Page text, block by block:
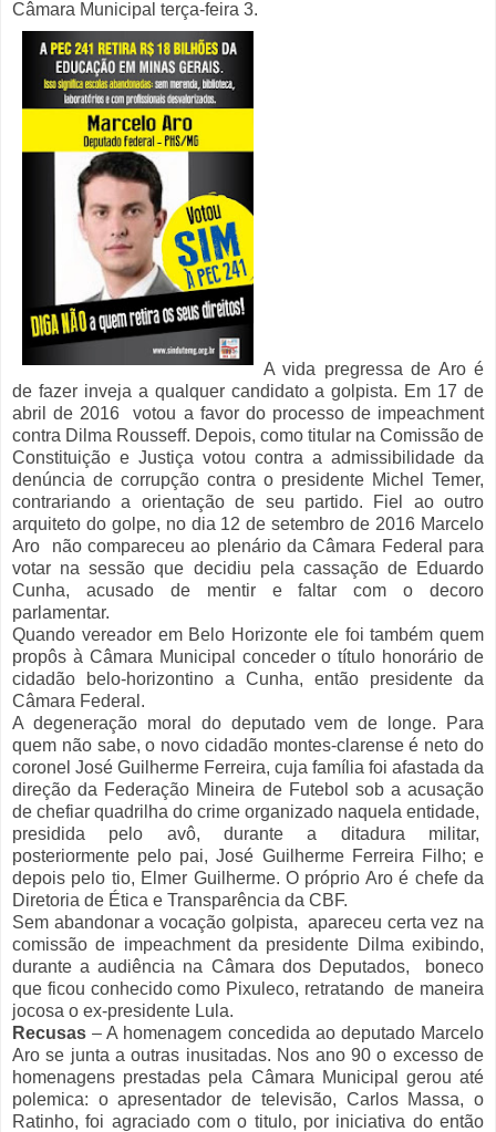
Câmara Municipal terça-feira 3.
A vida pregressa de Aro é
de fazer inveja a qualquer candidato a golpista. Em 17 de
abril de 2016 votou a favor do processo de impeachment
contra Dilma Rousseff. Depois, como titular na Comissão de
Constituição e Justiça votou contra a admissibilidade da
denúncia de corrupção contra o presidente Michel Temer,
contrariando a orientação de seu partido. Fiel ao outro
arquiteto do golpe, no dia 12 de setembro de 2016 Marcelo
Aro não compareceu ao plenário da Câmara Federal para
votar na sessão que decidiu pela cassação de Eduardo
Cunha, acusado de mentir e faltar com o decoro
parlamentar.
Quando vereador em Belo Horizonte ele foi também quem
propôs à Câmara Municipal conceder o título honorário de
cidadão belo-horizontino a Cunha, então presidente da
Câmara Federal.
A degeneração moral do deputado vem de longe. Para
quem não sabe, o novo cidadão montes-clarense é neto do
coronel José Guilherme Ferreira, cuja família foi afastada da
direção da Federação Mineira de Futebol sob a acusação
de chefiar quadrilha do crime organizado naquela entidade,
presidida pelo avô, durante a ditadura militar,
posteriormente pelo pai, José Guilherme Ferreira Filho; e
depois pelo tio, Elmer Guilherme. O próprio Aro é chefe da
Diretoria de Ética e Transparência da CBF.
Sem abandonar a vocação golpista, apareceu certa vez na
comissão de impeachment da presidente Dilma exibindo,
durante a audiência na Câmara dos Deputados, boneco
que ficou conhecido como Pixuleco, retratando de maneira
jocosa o ex-presidente Lula.
Recusas– A homenagem concedida ao deputado Marcelo
Aro se junta a outras inusitadas. Nos ano 90 o excesso de
homenagens prestadas pela Câmara Municipal gerou até
polemica: o apresentador de televisão, Carlos Massa, o
Ratinho, foi agraciado com o titulo, por iniciativa do então